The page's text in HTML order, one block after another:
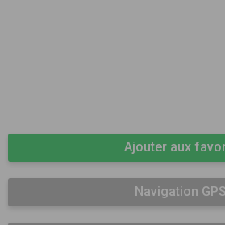
Ajouter aux
Navigation GPS